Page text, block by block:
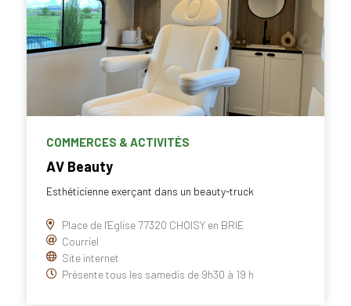
COMMERCES & ACTIVITÉS
AV Beauty
Esthéticienne exerçant dans un beauty-truck
Place de l'Eglise 77320 CHOISY en BRIE
Courriel
Site internet
Présente tous les samedis de 9h30 à 19 h